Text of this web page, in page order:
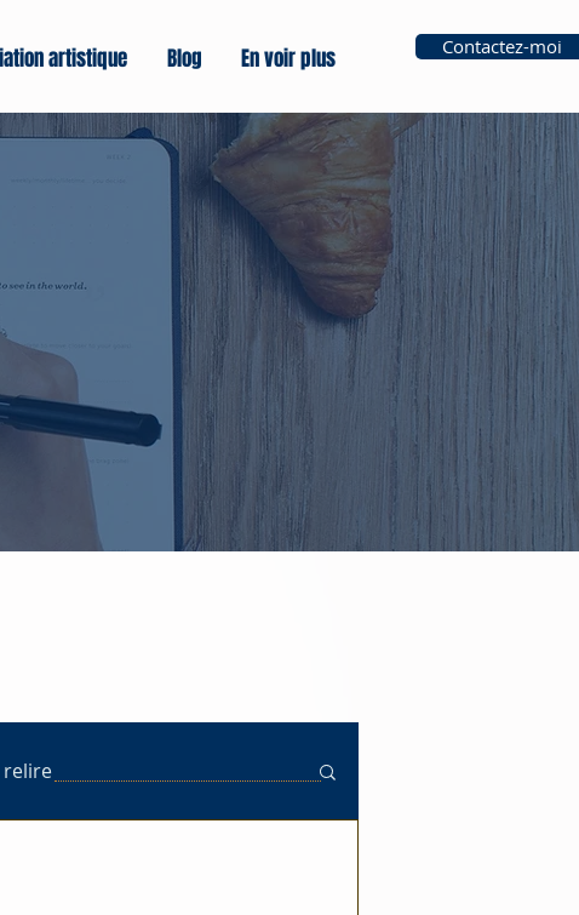
artistique Blog En voir plus Contactez-moi
relire